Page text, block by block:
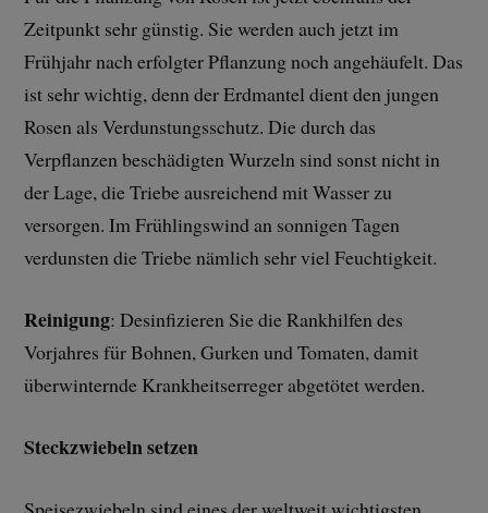
Zeitpunkt sehr günstig. Sie werden auch jetzt im
Frühjahr nach erfolgter Pflanzung noch angehäufelt. Das
ist sehr wichtig, denn der Erdmantel dient den jungen
Rosen als Verdunstungsschutz. Die durch das
Verpflanzen beschädigten Wurzeln sind sonst nicht in
der Lage, die Triebe ausreichend mit Wasser zu
versorgen. Im Frühlingswind an sonnigen Tagen
verdunsten die Triebe nämlich sehr viel Feuchtigkeit.
Reinigung: Desinfizieren Sie die Rankhilfen des
Vorjahres für Bohnen, Gurken und Tomaten, damit
überwinternde Krankheitserreger abgetötet werden.
Steckzwiebeln setzen